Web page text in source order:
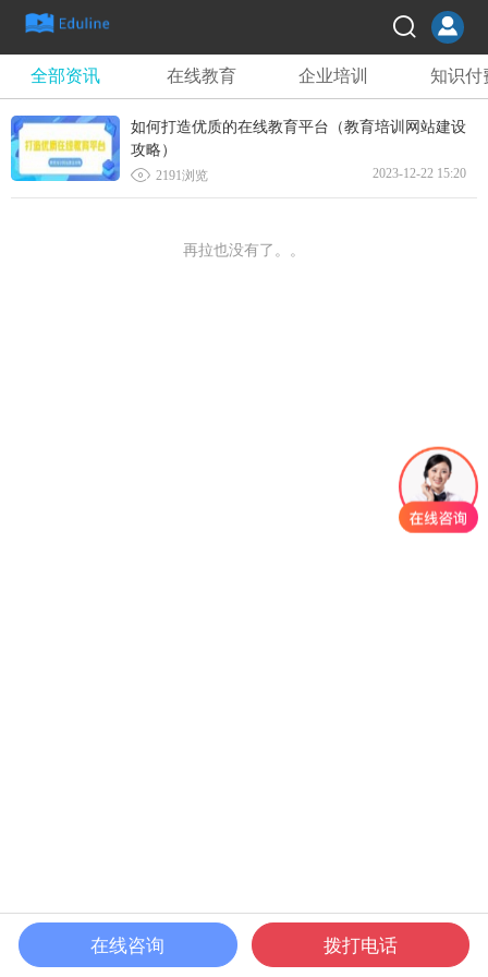
全部资讯 在线教育 企业培训 知识付
如何打造优质的在线教育平台（教育培训网站建设
攻略）
 2191浏览 2023-12-22 15:20
再拉也没有了。。
首页 课程 发现 我的
在线咨询 拨打电话